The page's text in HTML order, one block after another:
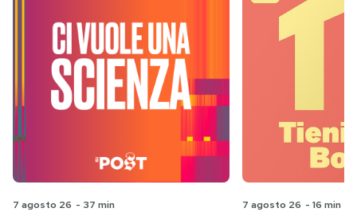
7 agosto 26 - 37 min 7 agosto 26 - 16 min